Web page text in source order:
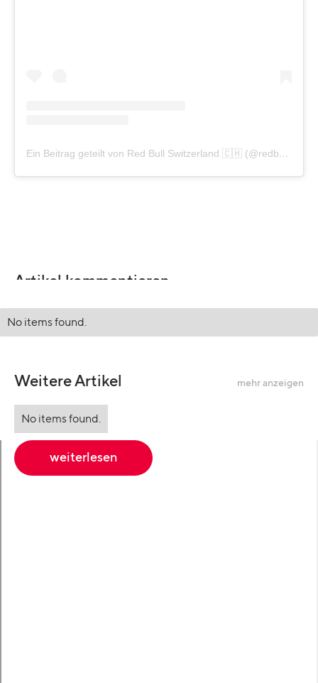
Ein Beitrag geteilt von Red Bull Switzerland 🇨🇭 (@redbullswitzerland)
Artikel kommentieren
No items found.
Weitere Artikel mehr anzeigen
No items found.
weiterlesen